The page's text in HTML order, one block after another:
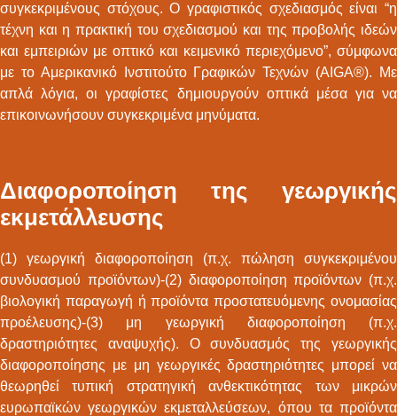
συγκεκριμένους στόχους. Ο γραφιστικός σχεδιασμός είναι “η
τέχνη και η πρακτική του σχεδιασμού και της προβολής ιδεών
και εμπειριών με οπτικό και κειμενικό περιεχόμενο”, σύμφωνα
με το Αμερικανικό Ινστιτούτο Γραφικών Τεχνών (AIGA®). Με
απλά λόγια, οι γραφίστες δημιουργούν οπτικά μέσα για να
επικοινωνήσουν συγκεκριμένα μηνύματα.
Διαφοροποίηση της γεωργικής
εκμετάλλευσης
(1) γεωργική διαφοροποίηση (π.χ. πώληση συγκεκριμένου
συνδυασμού προϊόντων)-(2) διαφοροποίηση προϊόντων (π.χ.
βιολογική παραγωγή ή προϊόντα προστατευόμενης ονομασίας
προέλευσης)-(3) μη γεωργική διαφοροποίηση (π.χ.
δραστηριότητες αναψυχής). Ο συνδυασμός της γεωργικής
διαφοροποίησης με μη γεωργικές δραστηριότητες μπορεί να
θεωρηθεί τυπική στρατηγική ανθεκτικότητας των μικρών
ευρωπαϊκών γεωργικών εκμεταλλεύσεων, όπου τα προϊόντα